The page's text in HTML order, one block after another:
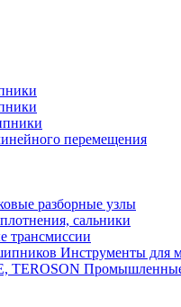
перемещения
разборные узлы
сальники
Инструменты для